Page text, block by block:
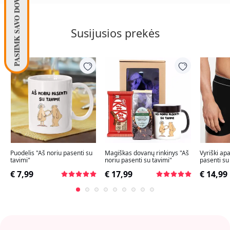
Susijusios prekės
Puodelis "Aš noriu pasenti su
tavimi"
€ 7,99
Magiškas dovanų rinkinys "Aš
noriu pasenti su tavimi"
€ 17,99
Vyriški
pasenti
€ 14,99
PASIIMK SAVO DOVANĄ! 🧦